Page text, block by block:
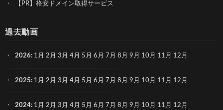
【PR】格安ドメイン取得サービス
過去動画
2026: 1月 2月 3月 4月 5月 6月 7月 8月 9月 10月 11月 12月
2025: 1月 2月 3月 4月 5月 6月 7月 8月 9月 10月 11月 12月
2024: 1月 2月 3月 4月 5月 6月 7月 8月 9月 10月 11月 12月